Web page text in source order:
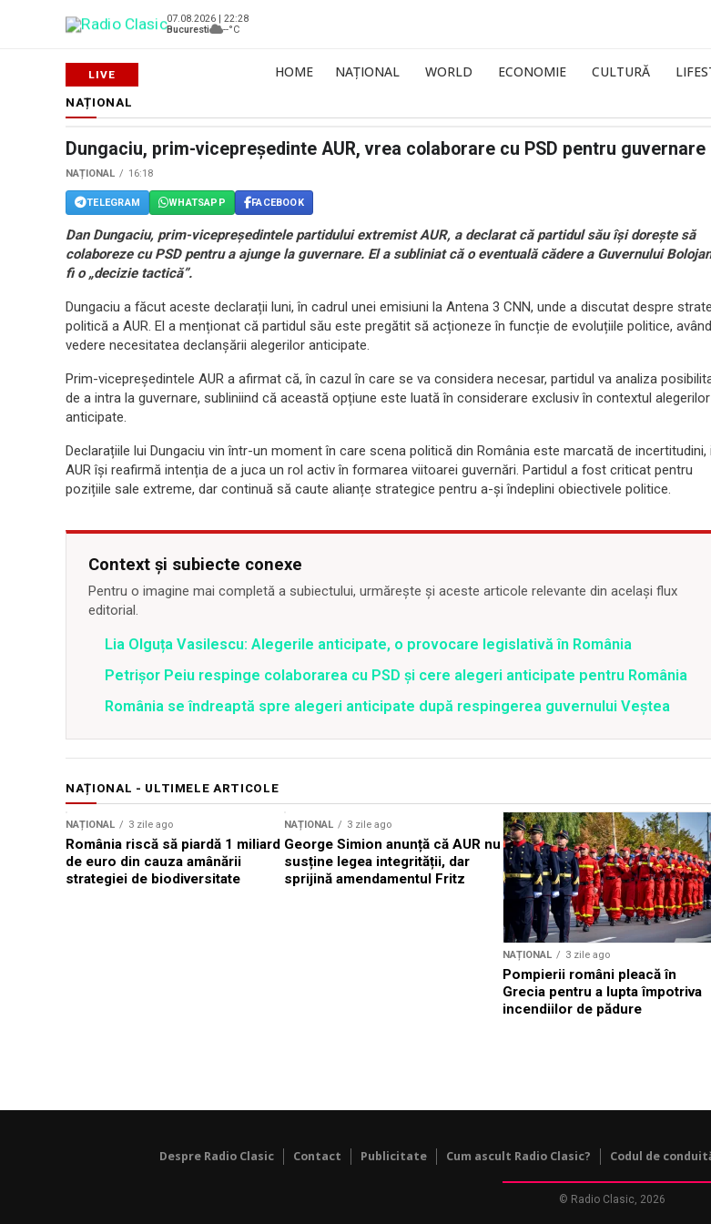
07.08.2026 | 22:28
Bucuresti
--°C
HOME NAȚIONAL WORLD ECONOMIE CULTURĂ
NAȚIONAL
Dungaciu, prim-vicepreședinte AUR, vrea colaborare cu PSD pentru guvernare
NAȚIONAL 16:18
TELEGRAM WHATSAPP FACEBOOK
Dan Dungaciu, prim-vicepreședintele partidului extremist AUR, a declarat că partidul său își dorește să
colaboreze cu PSD pentru a ajunge la guvernare. El a subliniat că o eventuală cădere a Guvernului
fi o „decizie tactică”.
Dungaciu a făcut aceste declarații luni, în cadrul unei emisiuni la Antena 3 CNN, unde a discutat despre
politică a AUR. El a menționat că partidul său este pregătit să acționeze în funcție de evoluțiile politice,
vedere necesitatea declanșării alegerilor anticipate.
Prim-vicepreședintele AUR a afirmat că, în cazul în care se va considera necesar, partidul va analiza
de a intra la guvernare, subliniind că această opțiune este luată în considerare exclusiv în contextul alegerilor
anticipate.
Declarațiile lui Dungaciu vin într-un moment în care scena politică din România este marcată de incertitudini,
AUR își reafirmă intenția de a juca un rol activ în formarea viitoarei guvernări. Partidul a fost criticat pentru
pozițiile sale extreme, dar continuă să caute alianțe strategice pentru a-și îndeplini obiectivele politice.
Context și subiecte conexe
Pentru o imagine mai completă a subiectului, urmărește și aceste articole relevante din același flux
editorial.
Lia Olguța Vasilescu: Alegerile anticipate, o provocare legislativă în România
Petrișor Peiu respinge colaborarea cu PSD și cere alegeri anticipate pentru România
România se îndreaptă spre alegeri anticipate după respingerea guvernului Veștea
NAȚIONAL - ULTIMELE ARTICOLE
NAȚIONAL 3 zile ago
România riscă să piardă 1 miliard
de euro din cauza amânării
strategiei de biodiversitate
NAȚIONAL 3 zile ago
George Simion anunță că AUR nu
susține legea integrității, dar
sprijină amendamentul Fritz
NAȚIONAL 3 zile ago
Pompierii români pleacă în
Grecia pentru a lupta împotriva
incendiilor de pădure
Despre Radio Clasic Contact Publicitate Cum ascult Radio Clasic? Codul de
© Radio Clasic, 2026